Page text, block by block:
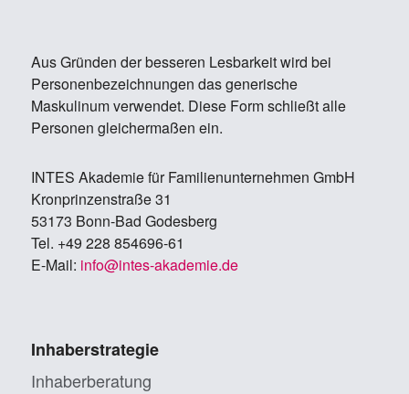
Aus Gründen der besseren Lesbarkeit wird bei
Personenbezeichnungen das generische
Maskulinum verwendet. Diese Form schließt alle
Personen gleichermaßen ein.
IN­TES Aka­de­mie für Fa­mi­li­en­un­ter­neh­men GmbH
Kron­prin­zen­stra­ße 31
53173 Bonn-Bad Go­des­berg
Tel. +49 228 854696-61
E-Mail: info@in­tes-aka­de­mie.de
Inhaberstrategie
Inhaberberatung